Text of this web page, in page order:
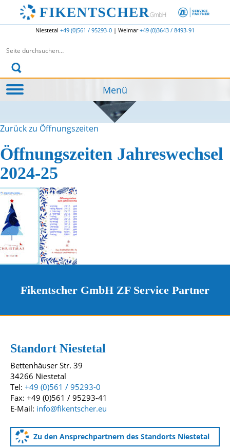
Niestetal +49 (0)561 / 95293-0 | Weimar+49 (0)3643 / 8493-91
Suchen nach:
Menü
Zurück zu Öffnungszeiten
Öffnungszeiten Jahreswechsel
2024-25
Fikentscher GmbH ZF Service Partner
Standort Niestetal
Bettenhäuser Str. 39
34266 Niestetal
Tel: +49 (0)561 / 95293-0
Fax: +49 (0)561 / 95293-41
E-Mail: info@fikentscher.eu
Zu den Ansprechpartnern des Standorts Niestetal